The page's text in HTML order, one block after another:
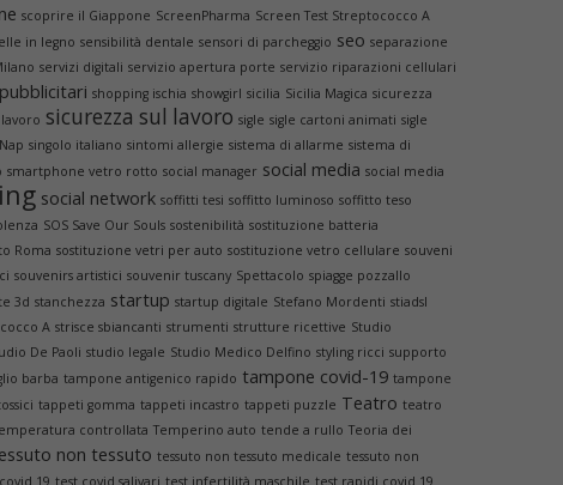
scoprire il Giappone ScreenPharma Screen Test Streptococco A
in legno sensibilità dentale sensori di parcheggio seo separazione
servizi digitali servizio apertura porte servizio riparazioni cellulari
shopping ischia showgirl sicilia Sicilia Magica sicurezza
sicurezza sul lavoro sigle sigle cartoni animati sigle
singolo italiano sintomi allergie sistema di allarme sistema di
smartphone vetro rotto social manager social media social media
social network soffitti tesi soffitto luminoso soffitto teso
SOS Save Our Souls sostenibilità sostituzione batteria
Roma sostituzione vetri per auto sostituzione vetro cellulare souveni
souvenirs artistici souvenir tuscany Spettacolo spiagge pozzallo
3d stanchezza startup startup digitale Stefano Mordenti stiadsl
A strisce sbiancanti strumenti strutture ricettive Studio
De Paoli studio legale Studio Medico Delfino styling ricci supporto
barba tampone antigenico rapido tampone covid-19 tampone
tappeti gomma tappeti incastro tappeti puzzle Teatro teatro
controllata Temperino auto tende a rullo Teoria dei
non tessuto tessuto non tessuto medicale tessuto non
19 test covid salivari test infertilità maschile test rapidi covid 19